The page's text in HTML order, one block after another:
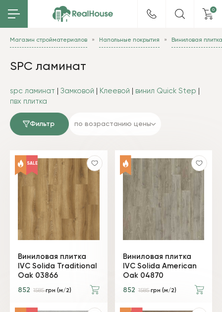
0
Магазин стройматериалов Напольные покрытия Виниловая плитка
SPC ламинат
spc ламинат Замковой Клеевой винил Quick Step
пвх плитка
Фильтр по возрастанию цены
SALE
Виниловая плитка
IVC Solida Traditional
Oak 03866
852 1585грн (м/2)
Виниловая плитка
IVC Solida American
Oak 04870
852 1585грн (м/2)